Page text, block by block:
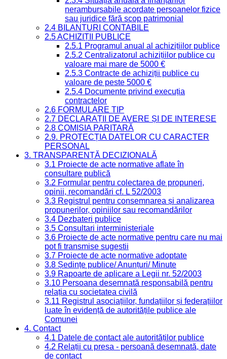
nerambursabile acordate persoanelor fizice
sau juridice fără scop patrimonial
2.4 BILANȚURI CONTABILE
2.5 ACHIZIȚII PUBLICE
2.5.1 Programul anual al achizițiilor publice
2.5.2 Centralizatorul achizițiilor publice cu
valoare mai mare de 5000 €
2.5.3 Contracte de achiziții publice cu
valoare de peste 5000 €
2.5.4 Documente privind execuția
contractelor
2.6 FORMULARE TIP
2.7 DECLARAȚII DE AVERE ȘI DE INTERESE
2.8 COMISIA PARITARĂ
2.9. PROTECȚIA DATELOR CU CARACTER
PERSONAL
3. TRANSPARENȚĂ DECIZIONALĂ
3.1 Proiecte de acte normative aflate în
consultare publică
3.2 Formular pentru colectarea de propuneri,
opinii, recomandări cf. L 52/2003
3.3 Registrul pentru consemnarea și analizarea
propunerilor, opiniilor sau recomandărilor
3.4 Dezbateri publice
3.5 Consultari interministeriale
3.6 Proiecte de acte normative pentru care nu mai
pot fi transmise sugestii
3.7 Proiecte de acte normative adoptate
3.8 Ședințe publice/ Anunțuri/ Minute
3.9 Rapoarte de aplicare a Legii nr. 52/2003
3.10 Persoana desemnată responsabilă pentru
relația cu societatea civilă
3.11 Registrul asociațiilor, fundațiilor și federațiilor
luate în evidență de autoritățile publice ale
Comunei
4. Contact
4.1 Datele de contact ale autorităților publice
4.2 Relații cu presa - persoană desemnată, date
de contact